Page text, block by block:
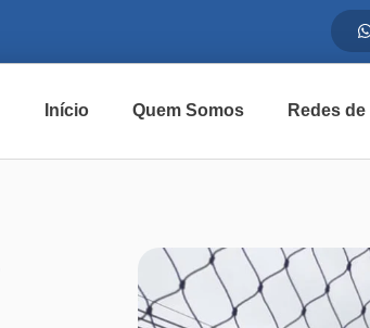
Início Quem Somos Redes